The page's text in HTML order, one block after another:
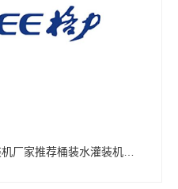
pg模拟器免费玩：2026灌装机厂家推荐桶装水灌装机纯净水液体大桶厂家优选指南！